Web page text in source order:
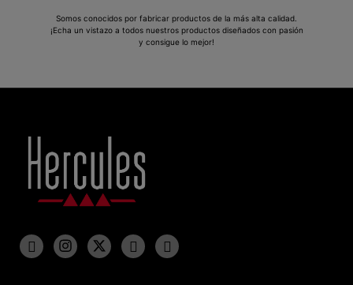
Somos conocidos por fabricar productos de la más alta calidad.
¡Echa un vistazo a todos nuestros productos diseñados con pasión
y consigue lo mejor!